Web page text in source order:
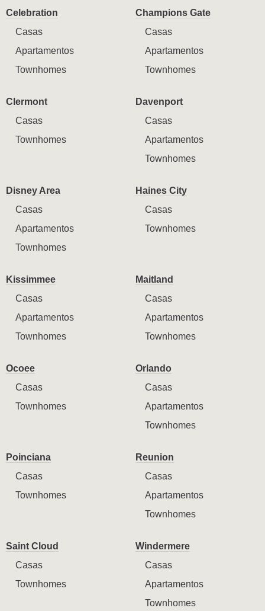
Celebration
Casas
Apartamentos
Townhomes
Champions Gate
Casas
Apartamentos
Townhomes
Clermont
Casas
Townhomes
Davenport
Casas
Apartamentos
Townhomes
Disney Area
Casas
Apartamentos
Townhomes
Haines City
Casas
Townhomes
Kissimmee
Casas
Apartamentos
Townhomes
Maitland
Casas
Apartamentos
Townhomes
Ocoee
Casas
Townhomes
Orlando
Casas
Apartamentos
Townhomes
Poinciana
Casas
Townhomes
Reunion
Casas
Apartamentos
Townhomes
Saint Cloud
Casas
Townhomes
Windermere
Casas
Apartamentos
Townhomes